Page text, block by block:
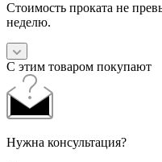
Стоимость проката не
неделю.
С этим товаром покупают
Нужна консультация?